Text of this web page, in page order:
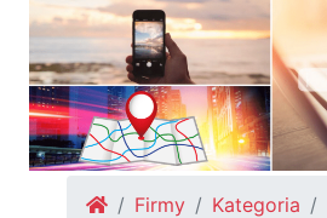
Firmy Kategoria